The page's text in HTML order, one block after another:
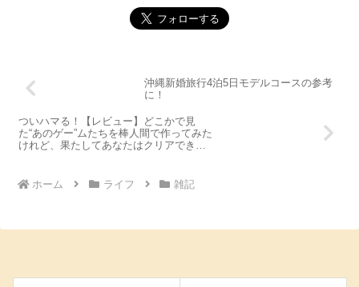
沖縄新婚旅行4泊5日モデルコースの参考
に！
ついハマる！【レビュー】どこかで見
た“あのゲー”ムたちを棒人間で作ってみた
けれど、果たしてあなたはクリアできる
ホーム ライフ 雑記